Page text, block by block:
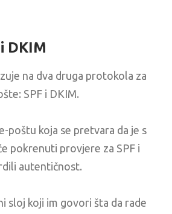
DKIM
na dva druga protokola za
SPF i DKIM.
poštu koja se pretvara da je s
pokrenuti provjere za SPF i
autentičnost.
sloj koji im govori šta da rade